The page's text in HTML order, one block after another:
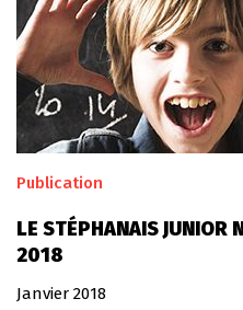
Publication
LE STÉPHANAIS
2018
Janvier 2018